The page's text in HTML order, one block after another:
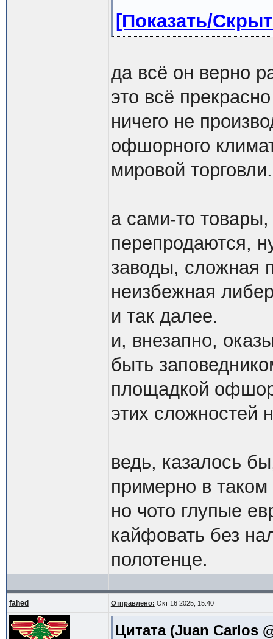
[Показать/
да всё он верно
это всё
ничего не
офшорного
мировой торговли.
а сами-то
перепродаются,
заводы, сложная
неизбежная
и так далее.
и, внезапно,
быть
площадкой
этих сложностей
ведь, казалось
примерно в
но чото глупые
кайфовать без
полотенце.
fahed Отправлено: Окт 16 2025, 15:40
Цитата(Juan Carlos